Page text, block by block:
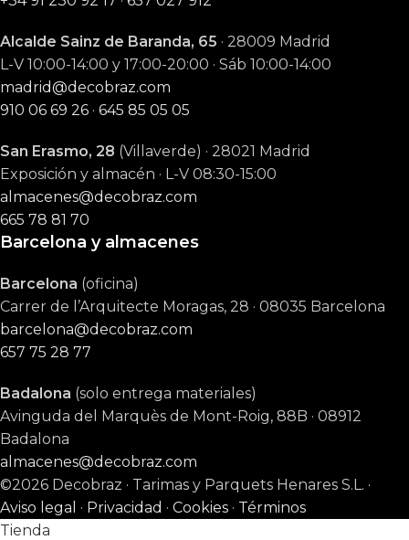
Alcalde Sainz de Baranda, 65 · 28009 Madrid
L-V 10:00-14:00 y 17:00-20:00 · Sáb 10:00-14:00
madrid@decobraz.com
910 06 69 26 · 645 85 05 05
San Erasmo, 28 (Villaverde) · 28021 Madrid
Exposición y almacén · L-V 08:30-15:00
almacenes@decobraz.com
665 78 81 70
Barcelona y almacenes
Barcelona (oficina)
Carrer de l’Arquitecte Moragas, 28 · 08035 Barcelona
barcelona@decobraz.com
657 75 28 77
Badalona (solo entrega materiales)
Avinguda del Marquès de Mont-Roig, 88B · 08912
Badalona
almacenes@decobraz.com
©2026 Decobraz · Tarimas y Parquets Henares S.L. ·
Aviso legal · Privacidad · Cookies · Términos
Tienda